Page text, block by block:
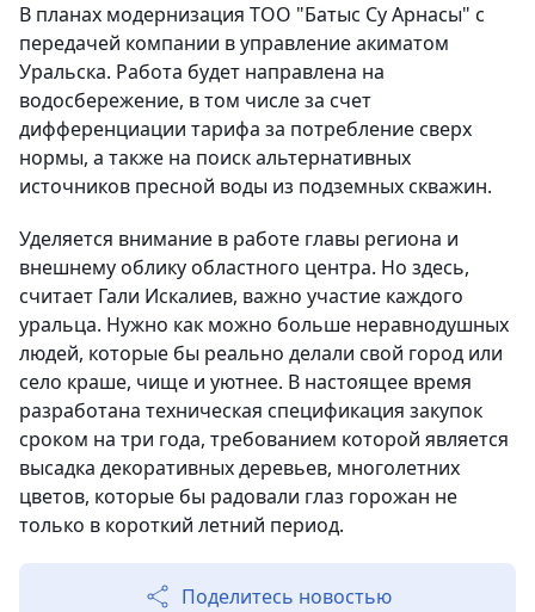
В планах модернизация ТОО "Батыс Су Арнасы" с
передачей компании в управление акиматом
Уральска. Работа будет направлена на
водосбережение, в том числе за счет
дифференциации тарифа за потребление сверх
нормы, а также на поиск альтернативных
источников пресной воды из подземных скважин.
Уделяется внимание в работе главы региона и
внешнему облику областного центра. Но здесь,
считает Гали Искалиев, важно участие каждого
уральца. Нужно как можно больше неравнодушных
людей, которые бы реально делали свой город или
село краше, чище и уютнее. В настоящее время
разработана техническая спецификация закупок
сроком на три года, требованием которой является
высадка декоративных деревьев, многолетних
цветов, которые бы радовали глаз горожан не
только в короткий летний период.
Поделитесь новостью